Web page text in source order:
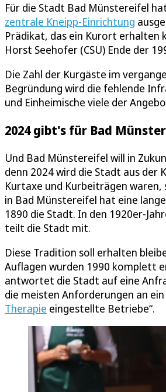
Für die Stadt Bad Münstereifel
zentrale Kneipp-Einrichtung
Prädikat, das ein Kurort erhalten
Horst Seehofer (CSU) Ende der
Die Zahl der Kurgäste im
Begründung wird die fehlende
und Einheimische viele der
2024 gibt's für Bad
Und Bad Münstereifel will in
denn 2024 wird die Stadt aus der
Kurtaxe und Kurbeiträgen waren,
in Bad Münstereifel hat eine
1890 die Stadt. In den 1920er-
teilt die Stadt mit.
Diese Tradition soll erhalten
Auflagen wurden 1990 komplett
antwortet die Stadt auf eine
die meisten Anforderungen an
Therapie eingestellte Betriebe“.